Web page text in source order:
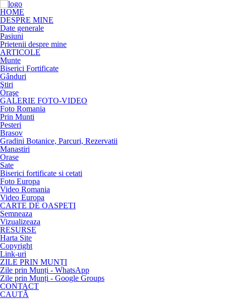
HOME
DESPRE MINE
Date generale
Pasiuni
Prietenii despre mine
ARTICOLE
Munte
Biserici Fortificate
Gânduri
Ştiri
Oraşe
GALERIE FOTO-VIDEO
Foto Romania
Prin Munti
Pesteri
Brasov
Gradini Botanice, Parcuri, Rezervatii
Manastiri
Orase
Sate
Biserici fortificate si cetati
Foto Europa
Video Romania
Video Europa
CARTE DE OASPETI
Semneaza
Vizualizeaza
RESURSE
Harta Site
Copyright
Link-uri
ZILE PRIN MUNȚI
Zile prin Munți - WhatsApp
Zile prin Munți - Google Groups
CONTACT
CAUTĂ